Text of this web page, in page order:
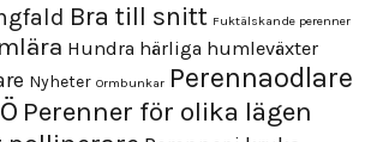
Bra till snitt Fuktälskande perenner
Hundra härliga humleväxter
Nyheter Ormbunkar Perennaodlare
Perenner för olika lägen